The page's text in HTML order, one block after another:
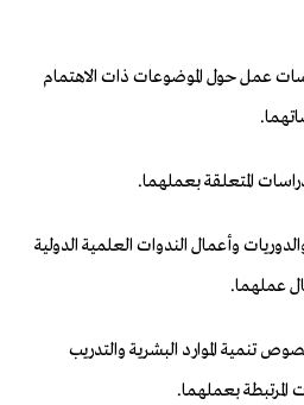
عمل حول الموضوعات ذات الاهتمام
وأعمال الندوات العلمية الدولية
عملهما.
تنمية الموارد البشرية والتدريب
المرتبطة بعملهما.